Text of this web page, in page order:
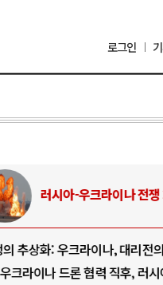
로그인
중동 위기
무즈 갈등 격화, 트럼프 정치·
무즈 해협 통행료를 철회한 트